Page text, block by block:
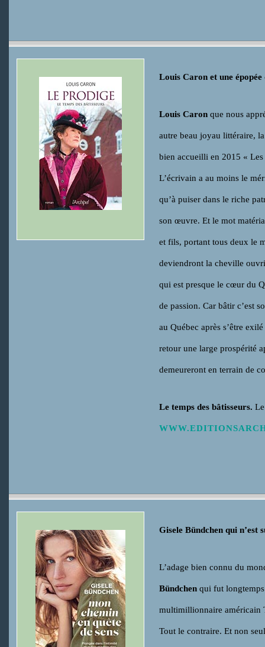
Louis Caron et une épopée
Louis Caron que nous
autre beau joyau littéraire,
bien accueilli en 2015 «
L’écrivain a au moins le
qu’à puiser dans le riche
son œuvre. Et le mot
et fils, portant tous deux le
deviendront la cheville
qui est presque le cœur du
de passion. Car bâtir c’est
au Québec après s’être
retour une large prospérité
demeureront en terrain de
Le temps des bâtisseurs.
Gisele Bündchen qui n’est
L’adage bien connu du
Bündchen qui fut
multimillionnaire américain
Tout le contraire. Et non